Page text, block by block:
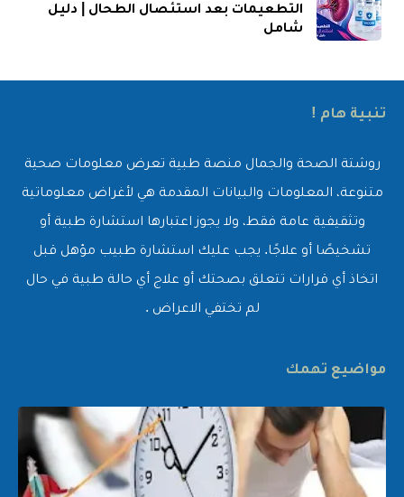
التطعيمات بعد استئصال الطحال | دليل
شامل
تنبية هام !
روشتة الصحة والجمال منصة طبية تعرض معلومات صحية
متنوعة، المعلومات والبيانات المقدمة هي لأغراض معلوماتية
وتثقيفية عامة فقط، ولا يجوز اعتبارها استشارة طبية أو
تشخيصًا أو علاجًا. يجب عليك استشارة طبيب مؤهل قبل
اتخاذ أي قرارات تتعلق بصحتك أو علاج أي حالة طبية في حال
لم تختفي الاعراض .
مواضيع تهمك